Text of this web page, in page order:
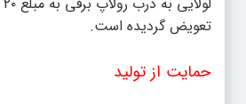
تعویض گردیده است.
حمایت از تولید